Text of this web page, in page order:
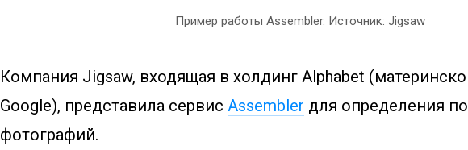
Пример работы Assembler. Источник: Jigsaw
Компания Jigsaw, входящая в холдинг Alphabet
Google), представила сервис Assembler для определения
фотографий.